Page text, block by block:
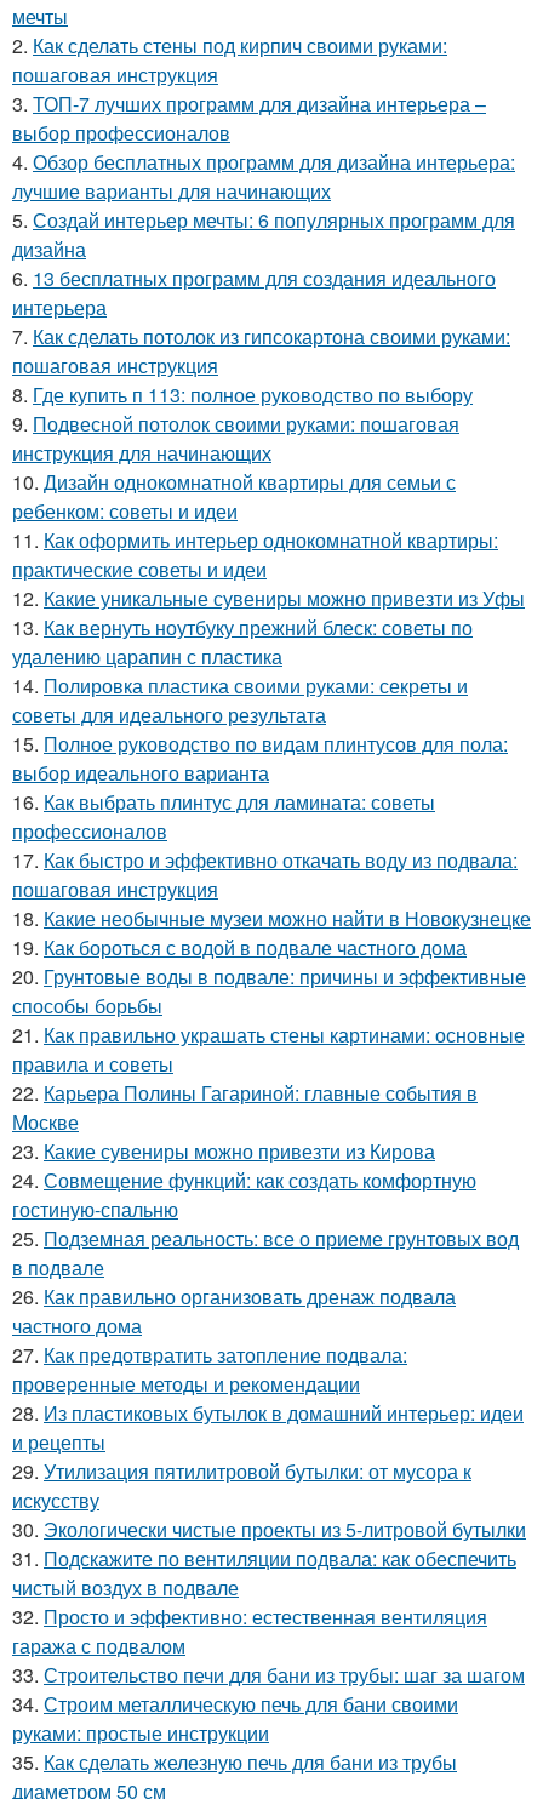
мечты
2. Как сделать стены под кирпич своими руками:
пошаговая инструкция
3. ТОП-7 лучших программ для дизайна интерьера –
выбор профессионалов
4. Обзор бесплатных программ для дизайна интерьера:
лучшие варианты для начинающих
5. Создай интерьер мечты: 6 популярных программ для
дизайна
6. 13 бесплатных программ для создания идеального
интерьера
7. Как сделать потолок из гипсокартона своими руками:
пошаговая инструкция
8. Где купить п 113: полное руководство по выбору
9. Подвесной потолок своими руками: пошаговая
инструкция для начинающих
10. Дизайн однокомнатной квартиры для семьи с
ребенком: советы и идеи
11. Как оформить интерьер однокомнатной квартиры:
практические советы и идеи
12. Какие уникальные сувениры можно привезти из Уфы
13. Как вернуть ноутбуку прежний блеск: советы по
удалению царапин с пластика
14. Полировка пластика своими руками: секреты и
советы для идеального результата
15. Полное руководство по видам плинтусов для пола:
выбор идеального варианта
16. Как выбрать плинтус для ламината: советы
профессионалов
17. Как быстро и эффективно откачать воду из подвала:
пошаговая инструкция
18. Какие необычные музеи можно найти в Новокузнецке
19. Как бороться с водой в подвале частного дома
20. Грунтовые воды в подвале: причины и эффективные
способы борьбы
21. Как правильно украшать стены картинами: основные
правила и советы
22. Карьера Полины Гагариной: главные события в
Москве
23. Какие сувениры можно привезти из Кирова
24. Совмещение функций: как создать комфортную
гостиную-спальню
25. Подземная реальность: все о приеме грунтовых вод
в подвале
26. Как правильно организовать дренаж подвала
частного дома
27. Как предотвратить затопление подвала:
проверенные методы и рекомендации
28. Из пластиковых бутылок в домашний интерьер: идеи
и рецепты
29. Утилизация пятилитровой бутылки: от мусора к
искусству
30. Экологически чистые проекты из 5-литровой бутылки
31. Подскажите по вентиляции подвала: как обеспечить
чистый воздух в подвале
32. Просто и эффективно: естественная вентиляция
гаража с подвалом
33. Строительство печи для бани из трубы: шаг за шагом
34. Строим металлическую печь для бани своими
руками: простые инструкции
35. Как сделать железную печь для бани из трубы
диаметром 50 см